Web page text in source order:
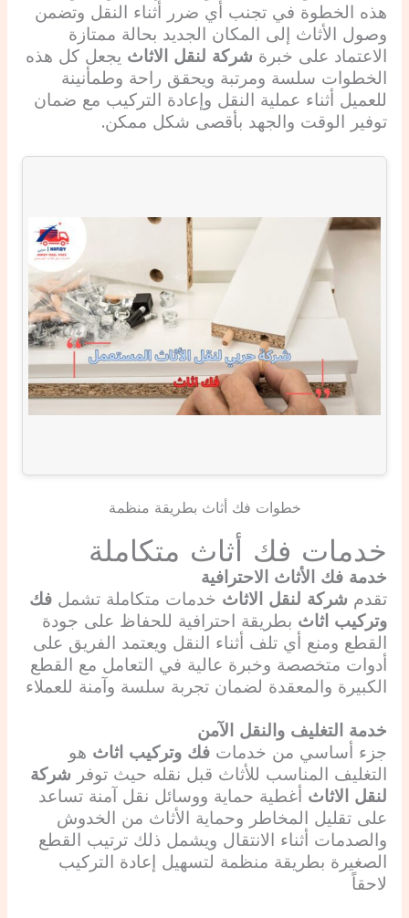
هذه الخطوة في تجنب أي ضرر أثناء النقل وتضمن
وصول الأثاث إلى المكان الجديد بحالة ممتازة
الاعتماد على خبرة شركة لنقل الاثاث يجعل كل هذه
الخطوات سلسة ومرتبة ويحقق راحة وطمأنينة
للعميل أثناء عملية النقل وإعادة التركيب مع ضمان
توفير الوقت والجهد بأقصى شكل ممكن.
خطوات فك أثاث بطريقة منظمة
خدمات فك أثاث متكاملة
خدمة فك الأثاث الاحترافية
تقدم شركة لنقل الاثاث خدمات متكاملة تشمل فك
وتركيب اثاث بطريقة احترافية للحفاظ على جودة
القطع ومنع أي تلف أثناء النقل ويعتمد الفريق على
أدوات متخصصة وخبرة عالية في التعامل مع القطع
الكبيرة والمعقدة لضمان تجربة سلسة وآمنة للعملاء
خدمة التغليف والنقل الآمن
جزء أساسي من خدمات فك وتركيب اثاث هو
التغليف المناسب للأثاث قبل نقله حيث توفر شركة
لنقل الاثاث أغطية حماية ووسائل نقل آمنة تساعد
على تقليل المخاطر وحماية الأثاث من الخدوش
والصدمات أثناء الانتقال ويشمل ذلك ترتيب القطع
الصغيرة بطريقة منظمة لتسهيل إعادة التركيب
لاحقاً